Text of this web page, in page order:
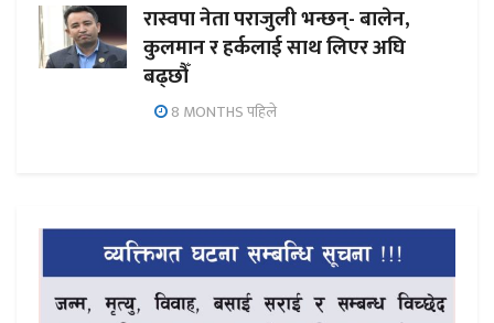
रास्वपा नेता पराजुली भन्छन्- बालेन,
कुलमान र हर्कलाई साथ लिएर अघि
बढ्छौँ
8 MONTHS पहिले